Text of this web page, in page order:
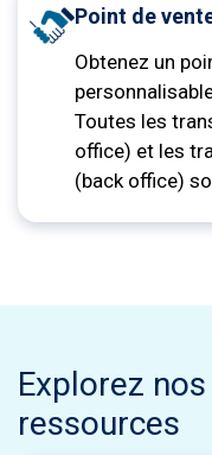
Point de
Obtenez un
Toutes les
office) et les
(back office)
Explorez
ressources